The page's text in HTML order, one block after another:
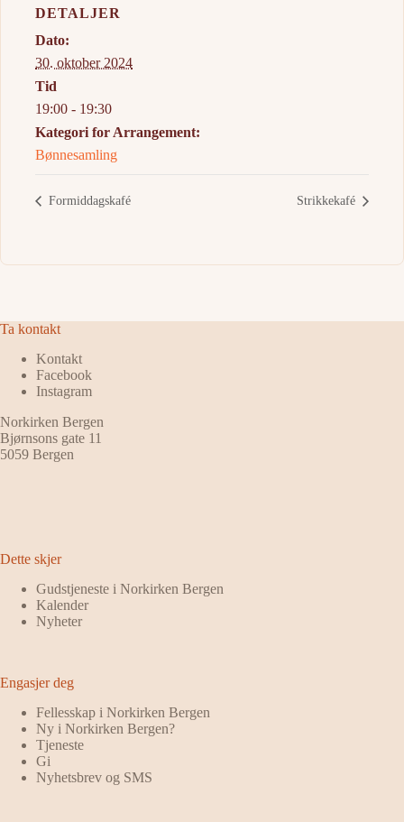
DETALJER
Dato:
30. oktober 2024
Tid
19:00 - 19:30
Kategori for Arrangement:
Bønnesamling
Formiddagskafé Strikkekafé
Ta kontakt
Kontakt
Facebook
Instagram
Norkirken Bergen
Bjørnsons gate 11
5059 Bergen
Dette skjer
Gudstjeneste i Norkirken Bergen
Kalender
Nyheter
Engasjer deg
Fellesskap i Norkirken Bergen
Ny i Norkirken Bergen?
Tjeneste
Gi
Nyhetsbrev og SMS